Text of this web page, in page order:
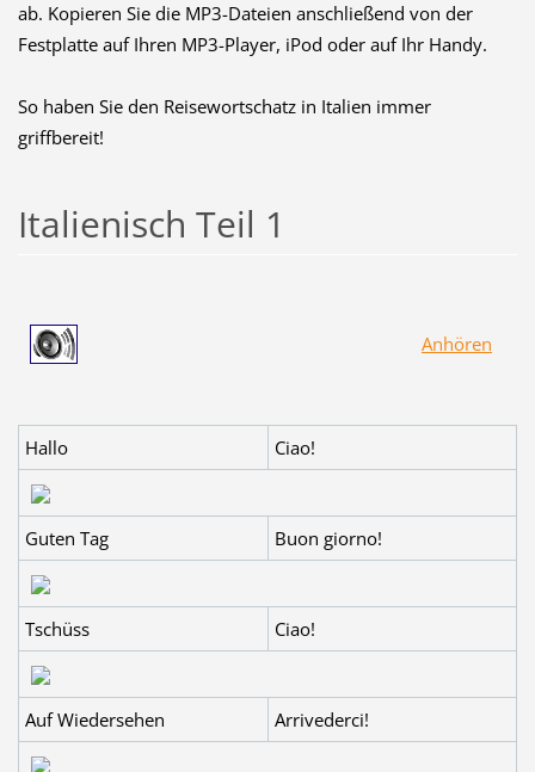
ab. Kopieren Sie die MP3-Dateien anschließend von der
Festplatte auf Ihren MP3-Player, iPod oder auf Ihr Handy.
So haben Sie den Reisewortschatz in Italien immer
griffbereit!
Italienisch Teil 1
Anhören
Hallo Ciao!
Guten Tag Buon giorno!
Tschüss Ciao!
Auf Wiedersehen Arrivederci!